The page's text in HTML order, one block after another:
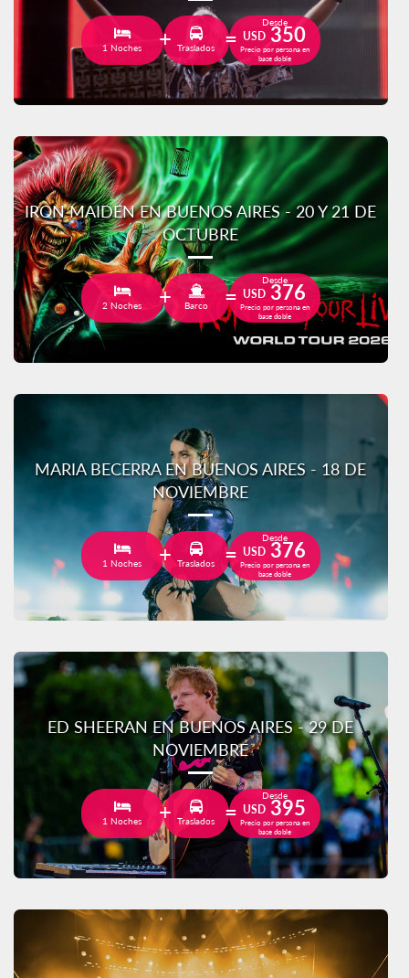
1 Noches Traslados
Desde
USD 350
Precio por persona en
base doble
IRON MAIDEN EN BUENOS AIRES - 20 Y 21 DE
OCTUBRE
2 Noches Barco
Desde
USD 376
Precio por persona en
base doble
MARIA BECERRA EN BUENOS AIRES - 18 DE
NOVIEMBRE
1 Noches Traslados
Desde
USD 376
Precio por persona en
base doble
ED SHEERAN EN BUENOS AIRES - 29 DE
NOVIEMBRE
1 Noches Traslados
Desde
USD 395
Precio por persona en
base doble